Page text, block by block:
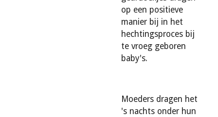
op een positieve
manier bij in het
hechtingsproces bij
te vroeg geboren
baby's.
Moeders dragen het
's nachts onder hun